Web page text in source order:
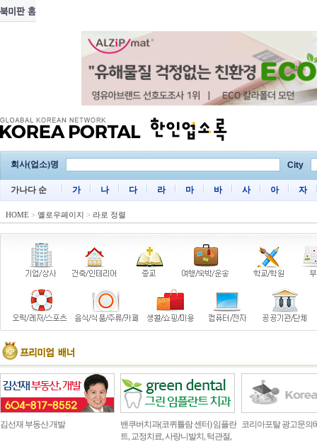
회사(업소)명 City
가나다 순 가 나 다 라 마 바 사 아 자
HOME > 옐로우페이지 > 라로 정렬
김선재 부동산.개발
밴쿠버치과(코퀴틀람 센터) 임플란
트, 교정치료, 사랑니발치, 턱관절,
코리아포탈 광고문의